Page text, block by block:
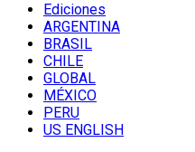
Ediciones
ARGENTINA
BRASIL
CHILE
GLOBAL
MÉXICO
PERU
US ENGLISH